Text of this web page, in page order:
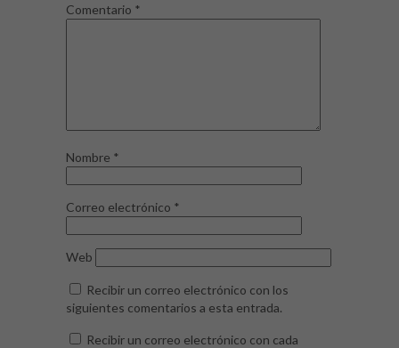
Comentario *
Nombre *
Correo electrónico *
Web
Recibir un correo electrónico con los
siguientes comentarios a esta entrada.
Recibir un correo electrónico con cada